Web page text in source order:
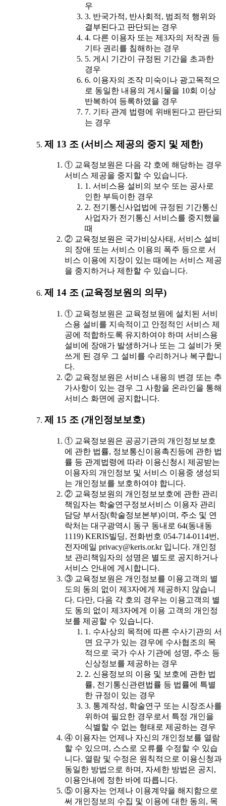
우
3. 반국가적, 반사회적, 범죄적 행위와
결부된다고 판단되는 경우
4. 다른 이용자 또는 제3자의 저작권 등
기타 권리를 침해하는 경우
5. 게시 기간이 규정된 기간을 초과한
경우
6. 이용자의 조작 미숙이나 광고목적으
로 동일한 내용의 게시물을 10회 이상
반복하여 등록하였을 경우
7. 기타 관계 법령에 위배된다고 판단되
는 경우
제 13 조 (서비스 제공의 중지 및 제한)
① 교육정보원은 다음 각 호에 해당하는 경우
서비스 제공을 중지할 수 있습니다.
1. 서비스용 설비의 보수 또는 공사로
인한 부득이한 경우
2. 전기통신사업법에 규정된 기간통신
사업자가 전기통신 서비스를 중지했을
때
② 교육정보원은 국가비상사태, 서비스 설비
의 장애 또는 서비스 이용의 폭주 등으로 서
비스 이용에 지장이 있는 때에는 서비스 제공
을 중지하거나 제한할 수 있습니다.
제 14 조 (교육정보원의 의무)
① 교육정보원은 교육정보원에 설치된 서비
스용 설비를 지속적이고 안정적인 서비스 제
공에 적합하도록 유지하여야 하며 서비스용
설비에 장애가 발생하거나 또는 그 설비가 못
쓰게 된 경우 그 설비를 수리하거나 복구합니
다.
② 교육정보원은 서비스 내용의 변경 또는 추
가사항이 있는 경우 그 사항을 온라인을 통해
서비스 화면에 공지합니다.
제 15 조 (개인정보보호)
① 교육정보원은 공공기관의 개인정보보호
에 관한 법률, 정보통신이용촉진등에 관한 법
률 등 관계법령에 따라 이용신청시 제공받는
이용자의 개인정보 및 서비스 이용중 생성되
는 개인정보를 보호하여야 합니다.
② 교육정보원의 개인정보보호에 관한 관리
책임자는 학술연구정보서비스 이용자 관리
담당 부서장(학술정보본부)이며, 주소 및 연
락처는 대구광역시 동구 동내로 64(동내동
1119) KERIS빌딩, 전화번호 054-714-0114번,
전자메일 privacy@keris.or.kr 입니다. 개인정
보 관리책임자의 성명은 별도로 공지하거나
서비스 안내에 게시합니다.
③ 교육정보원은 개인정보를 이용고객의 별
도의 동의 없이 제3자에게 제공하지 않습니
다. 다만, 다음 각 호의 경우는 이용고객의 별
도 동의 없이 제3자에게 이용 고객의 개인정
보를 제공할 수 있습니다.
1. 수사상의 목적에 따른 수사기관의 서
면 요구가 있는 경우에 수사협조의 목
적으로 국가 수사 기관에 성명, 주소 등
신상정보를 제공하는 경우
2. 신용정보의 이용 및 보호에 관한 법
률, 전기통신관련법률 등 법률에 특별
한 규정이 있는 경우
3. 통계작성, 학술연구 또는 시장조사를
위하여 필요한 경우로서 특정 개인을
식별할 수 없는 형태로 제공하는 경우
④ 이용자는 언제나 자신의 개인정보를 열람
할 수 있으며, 스스로 오류를 수정할 수 있습
니다. 열람 및 수정은 원칙적으로 이용신청과
동일한 방법으로 하며, 자세한 방법은 공지,
이용안내에 정한 바에 따릅니다.
⑤ 이용자는 언제나 이용계약을 해지함으로
써 개인정보의 수집 및 이용에 대한 동의, 목